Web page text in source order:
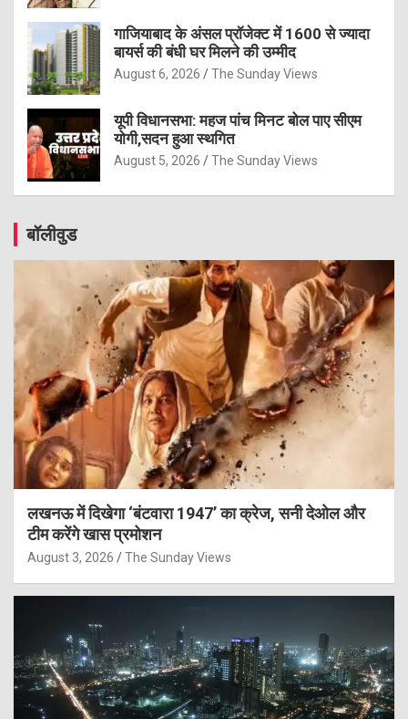
गाजियाबाद के अंसल प्रॉजेक्ट में 1600 से ज्यादा
बायर्स की बंधी घर मिलने की उम्मीद
August 6, 2026 The Sunday Views
यूपी विधानसभा: महज पांच मिनट बोल पाए सीएम
योगी,सदन हुआ स्थगित
August 5, 2026 The Sunday Views
बॉलीवुड
लखनऊ में दिखेगा ‘बंटवारा 1947’ का क्रेज, सनी देओल और
टीम करेंगे खास प्रमोशन
August 3, 2026 The Sunday Views